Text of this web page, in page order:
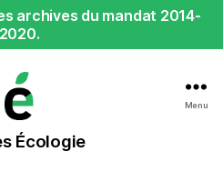
archives du mandat 2014-
2020.
Rennes
Écologie
Écologie
Menu